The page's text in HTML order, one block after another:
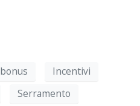
bonus
Incentivi
Serramento